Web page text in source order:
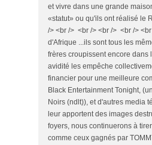
et vivre dans une grande
«statut» ou qu'ils ont réalisé le
/> <br /> <br /> <br /> <br />
d'Afrique ...ils sont tous les
frères croupissent encore dans
avidité les empêche
financier pour une meilleure
Black Entertainment Tonight,
Noirs (ndlt)), et d'autres media
leur apportent des images
foyers, nous continuerons à
comme ceux gagnés par